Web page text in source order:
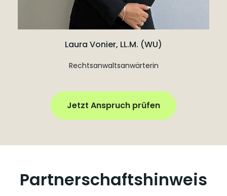
Laura Vonier, LL.M. (WU)
Rechtsanwaltsanwärterin
Jetzt Anspruch prüfen
Partnerschaftshinweis